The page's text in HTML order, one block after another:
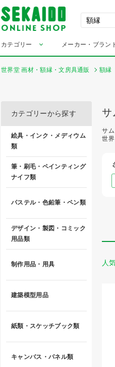
カテゴリー メーカー・ブラン
世界堂 画材・額縁・文房具通販 額縁
サ
世
人
カテゴリーから探す
絵具・インク・メディウム
類
筆・刷毛・ペインティング
ナイフ類
パステル・色鉛筆・ペン類
デザイン・製図・コミック
用品類
制作用品・用具
建築模型用品
紙類・スケッチブック類
キャンバス・パネル類